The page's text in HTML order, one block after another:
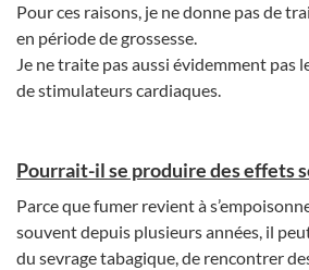
Pour ces raisons, je ne donne pas de
en période de grossesse.
Je ne traite pas aussi évidemment pas
de stimulateurs cardiaques.
Pourrait-il se produire des effets
Parce que fumer revient à
souvent depuis plusieurs années, il
du sevrage tabagique, de rencontrer